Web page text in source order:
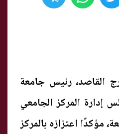
القاصد، رئيس جامعة
إدارة المركز الجامعي
مؤكدًا اعتزازه بالمركز